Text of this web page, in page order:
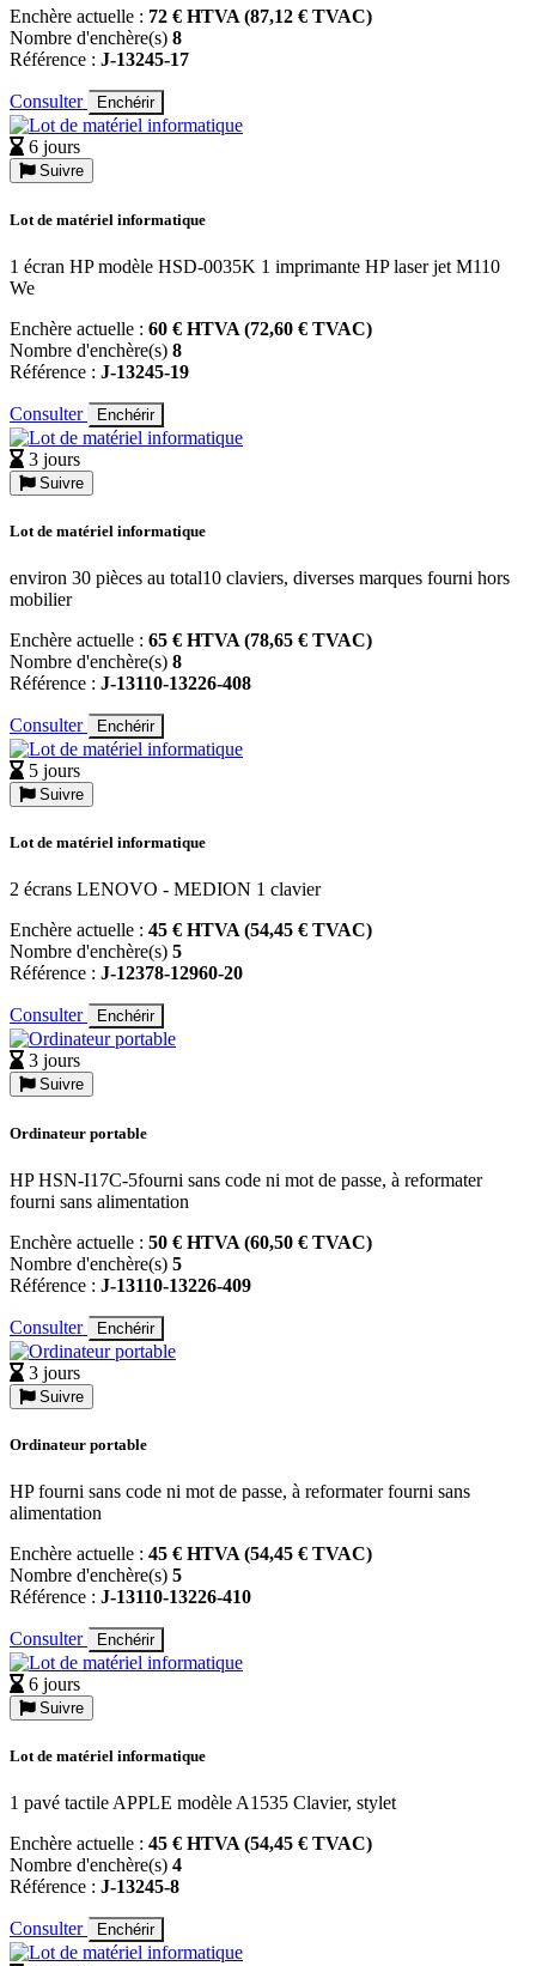
Enchère actuelle : 72 € HTVA (87,12 € TVAC)
Nombre d'enchère(s) 8
Référence : J-13245-17
Consulter Enchérir
6 jours
Suivre
Lot de matériel informatique
1 écran HP modèle HSD-0035K 1 imprimante HP laser jet M110
We
Enchère actuelle : 60 € HTVA (72,60 € TVAC)
Nombre d'enchère(s) 8
Référence : J-13245-19
Consulter Enchérir
3 jours
Suivre
Lot de matériel informatique
environ 30 pièces au total10 claviers, diverses marques fourni hors
mobilier
Enchère actuelle : 65 € HTVA (78,65 € TVAC)
Nombre d'enchère(s) 8
Référence : J-13110-13226-408
Consulter Enchérir
5 jours
Suivre
Lot de matériel informatique
2 écrans LENOVO - MEDION 1 clavier
Enchère actuelle : 45 € HTVA (54,45 € TVAC)
Nombre d'enchère(s) 5
Référence : J-12378-12960-20
Consulter Enchérir
3 jours
Suivre
Ordinateur portable
HP HSN-I17C-5fourni sans code ni mot de passe, à reformater
fourni sans alimentation
Enchère actuelle : 50 € HTVA (60,50 € TVAC)
Nombre d'enchère(s) 5
Référence : J-13110-13226-409
Consulter Enchérir
3 jours
Suivre
Ordinateur portable
HP fourni sans code ni mot de passe, à reformater fourni sans
alimentation
Enchère actuelle : 45 € HTVA (54,45 € TVAC)
Nombre d'enchère(s) 5
Référence : J-13110-13226-410
Consulter Enchérir
6 jours
Suivre
Lot de matériel informatique
1 pavé tactile APPLE modèle A1535 Clavier, stylet
Enchère actuelle : 45 € HTVA (54,45 € TVAC)
Nombre d'enchère(s) 4
Référence : J-13245-8
Consulter Enchérir